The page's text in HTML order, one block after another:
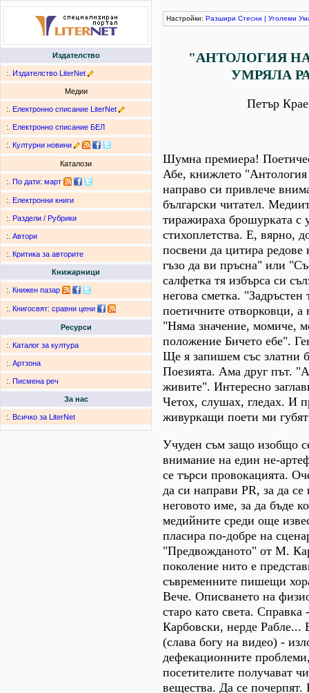
Издателство
:. Издателство LiterNet
Медии
:. Електронно списание LiterNet
:. Електронно списание БЕЛ
:. Културни новини
Каталози
:. По дати: март
:. Електронни книги
:. Раздели / Рубрики
:. Автори
:. Критика за авторите
Книжарници
:. Книжен пазар
:. Книгосвят: сравни цени
Ресурси
:. Каталог за култура
:. Артзона
:. Писмена реч
За нас
:. Всичко за LiterNet
Настройки: Разшири Стесни | Уголеми
"АНТОЛОГИЯ
УМРЯЛА
Петър
Шумна премиера!
Абе, книжлето
направо си привлече
български читател.
тиражираха брошурката с
стихоплетства. Е, вярно,
посвени да цитира
гъзо да ви пръсна" или
салфетка тя избърса си
негова сметка.
поетичните отворковци,
"Няма значение, момиче,
положение Бичето ебе".
Ще я запишем със златни
Поезията. Ама друг път.
живите". Интересно
Четох, слушах, гледах. И
живуркащи поети ми
Учуден съм защо изобщо
внимание на един не-
се търси провокацията.
да си направи PR, за да
неговото име, за да бъде
медийните среди още
пласира по-добре на
"Предвожданото" от М.
поколение нито е
съвременните пишещи
Вече. Описването на
старо като света.
Карбовски, нерде Рабле...
(слава богу на видео) -
дефекационните
посетителите получават
вещества. Да се почерпят.